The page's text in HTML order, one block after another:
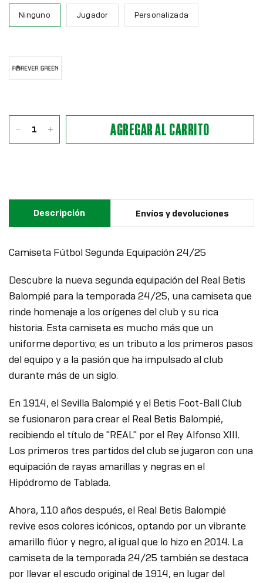
Ninguno Jugador Personalizada
(+
AGREGAR AL CARRITO
Descripción Envíos y devoluciones
Camiseta Fútbol Segunda Equipación 24/25
Descubre la nueva segunda equipación del Real Betis
Balompié para la temporada 24/25, una camiseta que
rinde homenaje a los orígenes del club y su rica
historia. Esta camiseta es mucho más que un
uniforme deportivo; es un tributo a los primeros pasos
del equipo y a la pasión que ha impulsado al club
durante más de un siglo.
En 1914, el Sevilla Balompié y el Betis Foot-Ball Club
se fusionaron para crear el Real Betis Balompié,
recibiendo el título de "REAL" por el Rey Alfonso XIII.
Los primeros tres partidos del club se jugaron con una
equipación de rayas amarillas y negras en el
Hipódromo de Tablada.
Ahora, 110 años después, el Real Betis Balompié
revive esos colores icónicos, optando por un vibrante
amarillo flúor y negro, al igual que lo hizo en 2014. La
camiseta de la temporada 24/25 también se destaca
por llevar el escudo original de 1914, en lugar del